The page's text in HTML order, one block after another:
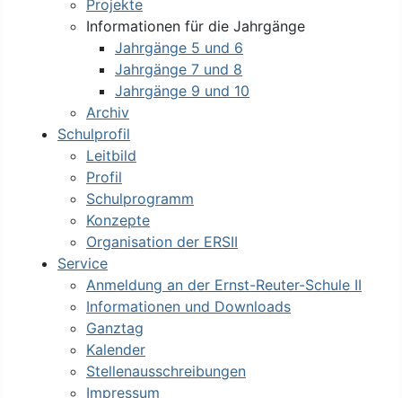
Projekte
Informationen für die Jahrgänge
Jahrgänge 5 und 6
Jahrgänge 7 und 8
Jahrgänge 9 und 10
Archiv
Schulprofil
Leitbild
Profil
Schulprogramm
Konzepte
Organisation der ERSII
Service
Anmeldung an der Ernst-Reuter-Schule II
Informationen und Downloads
Ganztag
Kalender
Stellenausschreibungen
Impressum